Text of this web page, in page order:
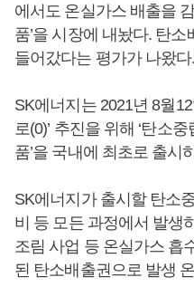
에서도 온실가스 배출을
품’을 시장에 내놨다. 탄
들어갔다는 평가가 나왔다.
SK에너지는 2021년 8월
로(0)’ 추진을 위해 ‘탄소
품’을 국내에 최초로 출시
SK에너지가 출시할 탄소
비 등 모든 과정에서 발생
조림 사업 등 온실가스 흡
된 탄소배출권으로 발생